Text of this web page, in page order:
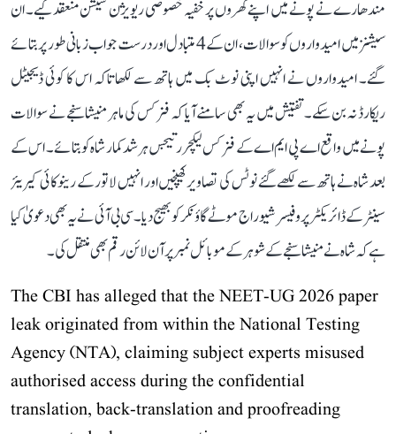
مندھارے نے پونے میں اپنے گھروں پر خفیہ خصوصی ریویژن سیشن منعقد کیے۔ ان
سیشنز میں امیدواروں کو سوالات، ان کے 4 متبادل اور درست جواب زبانی طور پر بتائے
گئے۔ امیدواروں نے انہیں اپنی نوٹ بک میں ہاتھ سے لکھا تاکہ اس کا کوئی ڈیجیٹل
ریکارڈ نہ بن سکے۔ تفتیش میں یہ بھی سامنے آیا کہ فزکس کی ماہر منیشا سنجے نے سوالات
پونے میں واقع اے پی ایم اے کے فزکس لیکچرر تیجس ہرشد کمار شاہ کو بتائے۔ اس کے
بعد شاہ نے ہاتھ سے لکھے گئے نوٹس کی تصاویر کھینچیں اور انہیں لاتور کے رینوکائی کیریئر
سینٹر کے ڈائریکٹر پروفیسر شیوراج موٹے گاؤنکر کو بھیج دیا۔ سی بی آئی نے یہ بھی دعویٰ کیا
ہے کہ شاہ نے منیشا سنجے کے شوہر کے موبائل نمبر پر آن لائن رقم بھی منتقل کی۔
The CBI has alleged that the NEET-UG 2026 paper
leak originated from within the National Testing
Agency (NTA), claiming subject experts misused
authorised access during the confidential
translation, back-translation and proofreading